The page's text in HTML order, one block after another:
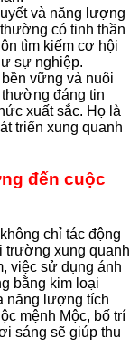
và năng lượng
có tinh thần
tìm kiếm cơ hội
sự nghiệp.
vững và nuôi
đáng tin
xuất sắc. Họ là
triển xung quanh
đến cuộc
không chỉ tác động
trường xung quanh
việc sử dụng ánh
bằng kim loại
năng lượng tích
mệnh Mộc, bố trí
sáng sẽ giúp thu